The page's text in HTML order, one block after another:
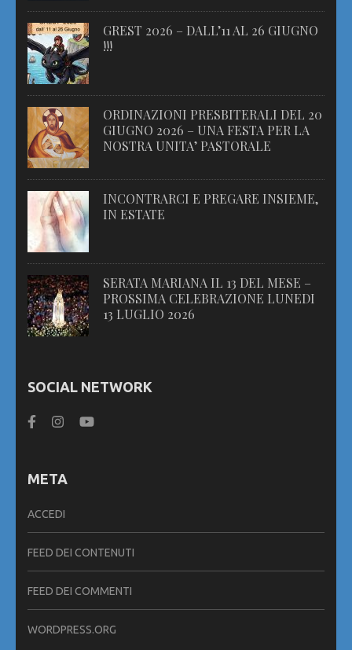
GREST 2026 – DALL’11 AL 26 GIUGNO
!!!
ORDINAZIONI PRESBITERALI DEL 20
GIUGNO 2026 – UNA FESTA PER LA
NOSTRA UNITA’ PASTORALE
INCONTRARCI E PREGARE INSIEME,
IN ESTATE
SERATA MARIANA IL 13 DEL MESE –
PROSSIMA CELEBRAZIONE LUNEDI
13 LUGLIO 2026
SOCIAL NETWORK
META
ACCEDI
FEED DEI CONTENUTI
FEED DEI COMMENTI
WORDPRESS.ORG